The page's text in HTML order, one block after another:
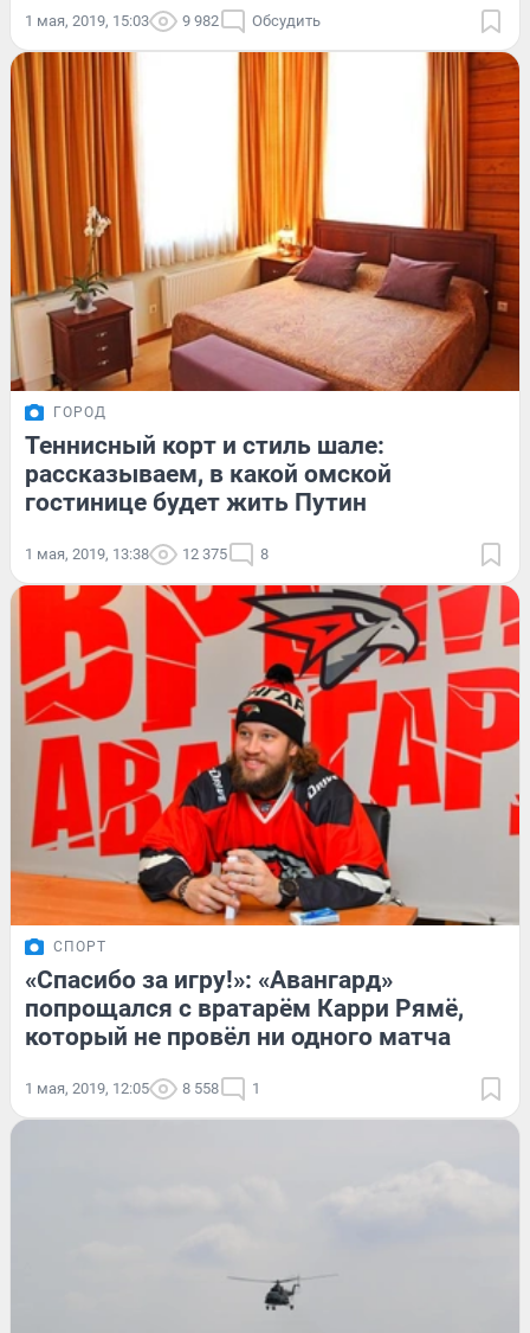
1 мая, 2019, 15:03 9 982 Обсудить
ГОРОД
Теннисный корт и стиль шале:
рассказываем, в какой омской
гостинице будет жить Путин
1 мая, 2019, 13:38 12 375 8
СПОРТ
«Спасибо за игру!»: «Авангард»
попрощался с вратарём Карри Рямё,
который не провёл ни одного матча
1 мая, 2019, 12:05 8 558 1